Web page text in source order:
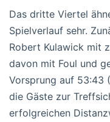
Das dritte Viertel
Spielverlauf sehr.
Robert Kulawick mit
davon mit Foul und
Vorsprung auf 53:43
die Gäste zur
erfolgreichen